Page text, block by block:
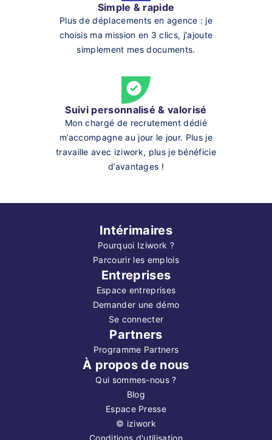
Simple & rapide
Plus de déplacements en agence : je
choisis ma mission en 3 clics, j'ajoute
simplement mes documents.
Suivi personnalisé & valorisé
Mon chargé de recrutement dédié
m’accompagne au jour le jour. Plus je
travaille avec iziwork, plus je bénéficie
d’avantages !
Intérimaires
Pourquoi Iziwork ?
Parcourir les emplois
Entreprises
Espace entreprises
Demander une démo
Se connecter
Partners
Programme Partners
À propos de nous
Qui sommes-nous ?
Blog
Espace Presse
© iziwork
Conditions d'utilisation